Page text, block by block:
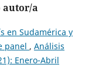
autor/a
en Sudamérica y
panel , Análisis
Enero-Abril